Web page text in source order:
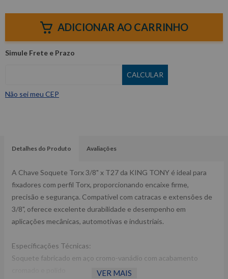
ADICIONAR AO CARRINHO
Não sei meu CEP
Detalhes do Produto Avaliações
A Chave Soquete Torx 3/8" x T27 da KING TONY é ideal para
fixadores com perfil Torx, proporcionando encaixe firme,
precisão e segurança. Compatível com catracas e extensões de
3/8", oferece excelente durabilidade e desempenho em
aplicações mecânicas, automotivas e industriais.
Especificações Técnicas:
Soquete fabricado em aço cromo-vanádio com acabamento
VER MAIS